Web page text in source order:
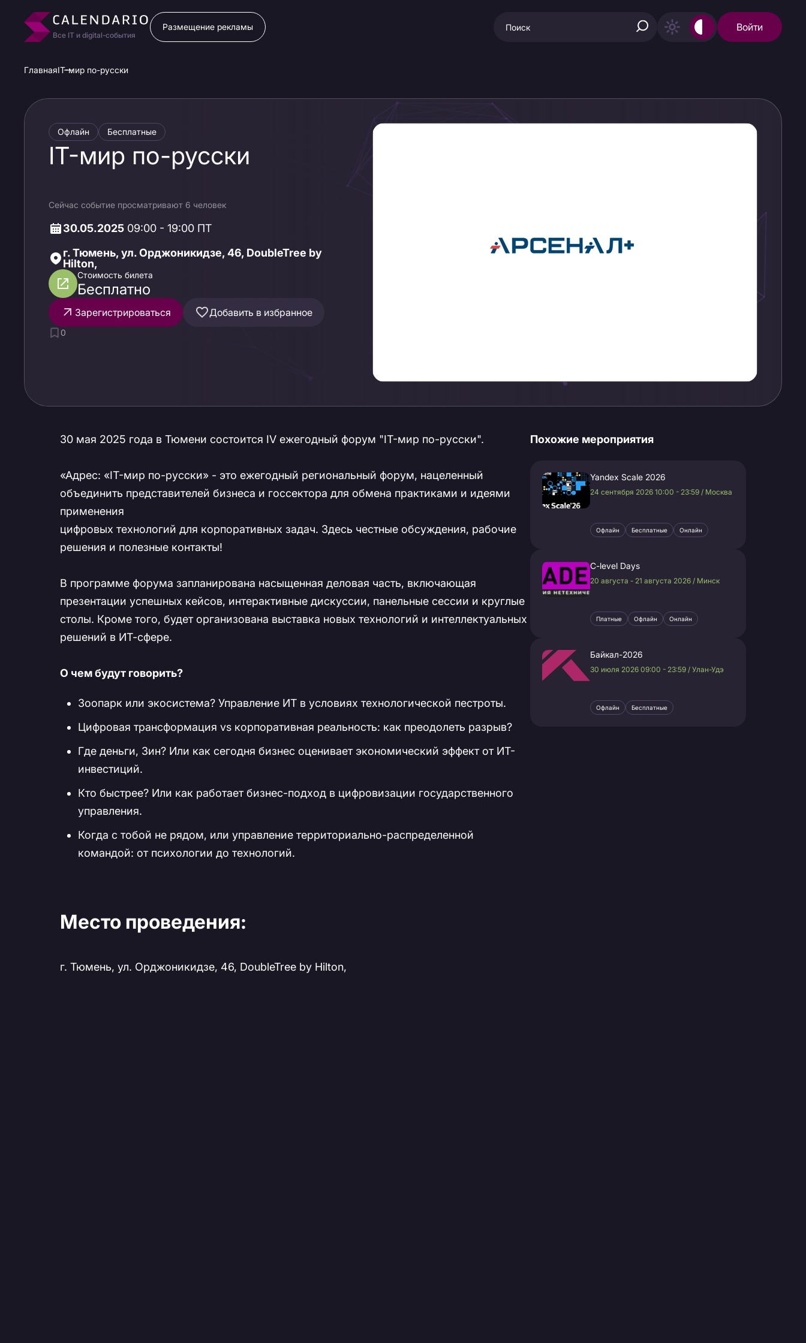
Все IT и digital-события
Размещение рекламы Войти
ГлавнаяIT-мир по-русски
Офлайн Бесплатные
IT-мир по-русски
Сейчас событие просматривают 6 человек
30.05.2025 09:00 - 19:00 ПТ
г. Тюмень, ул. Орджоникидзе, 46, DoubleTree by
Hilton,
Стоимость билета
Бесплатно
Зарегистрироваться Добавить в избранное
0
30 мая 2025 года в Тюмени состоится IV ежегодный форум "IT-мир по-русски".
«Адрес: «IT-мир по-русски» - это ежегодный региональный форум, нацеленный
объединить представителей бизнеса и госсектора для обмена практиками и идеями
применения
цифровых технологий для корпоративных задач. Здесь честные обсуждения, рабочие
решения и полезные контакты!
В программе форума запланирована насыщенная деловая часть, включающая
презентации успешных кейсов, интерактивные дискуссии, панельные сессии и круглые
столы. Кроме того, будет организована выставка новых технологий и интеллектуальных
решений в ИТ-сфере.
О чем будут говорить?
Зоопарк или экосистема? Управление ИТ в условиях технологической пестроты.
Цифровая трансформация vs корпоративная реальность: как преодолеть разрыв?
Где деньги, Зин? Или как сегодня бизнес оценивает экономический эффект от ИТ-
инвестиций.
Кто быстрее? Или как работает бизнес-подход в цифровизации государственного
управления.
Когда с тобой не рядом, или управление территориально-распределенной
командой: от психологии до технологий.
Место проведения:
г. Тюмень, ул. Орджоникидзе, 46, DoubleTree by Hilton,
Похожие мероприятия
Yandex Scale 2026
24 сентября 2026 10:00 - 23:59 / Москва
Офлайн Бесплатные Онлайн
C-level Days
20 августа - 21 августа 2026 / Минск
Платные Офлайн Онлайн
Байкал-2026
30 июля 2026 09:00 - 23:59 / Улан-Удэ
Офлайн Бесплатные